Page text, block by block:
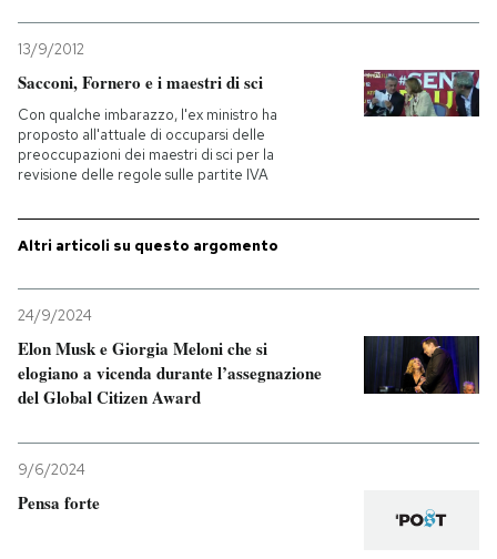
Entra
13/9/2012
Sacconi, Fornero e i maestri di sci
Con qualche imbarazzo, l'ex ministro ha
proposto all'attuale di occuparsi delle
preoccupazioni dei maestri di sci per la
revisione delle regole sulle partite IVA
Altri articoli su questo argomento
24/9/2024
Elon Musk e Giorgia Meloni che si
elogiano a vicenda durante l’assegnazione
del Global Citizen Award
9/6/2024
Pensa forte